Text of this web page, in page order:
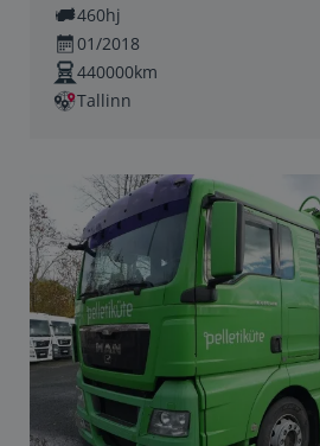
460hj
01/2018
440000km
Tallinn